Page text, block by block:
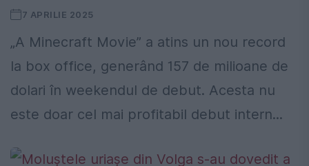
7 APRILIE 2025
„A Minecraft Movie” a atins un nou record
la box office, generând 157 de milioane de
dolari în weekendul de debut. Acesta nu
este doar cel mai profitabil debut intern...